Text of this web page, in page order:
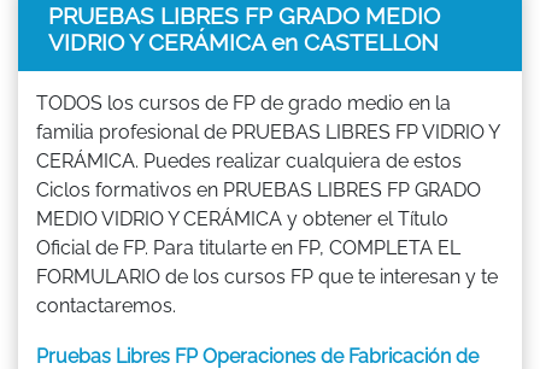
PRUEBAS LIBRES FP GRADO MEDIO
VIDRIO Y CERÁMICA en CASTELLON
TODOS los cursos de FP de grado medio en la
familia profesional de PRUEBAS LIBRES FP VIDRIO Y
CERÁMICA. Puedes realizar cualquiera de estos
Ciclos formativos en PRUEBAS LIBRES FP GRADO
MEDIO VIDRIO Y CERÁMICA y obtener el Título
Oficial de FP. Para titularte en FP, COMPLETA EL
FORMULARIO de los cursos FP que te interesan y te
contactaremos.
Pruebas Libres FP Operaciones de Fabricación de